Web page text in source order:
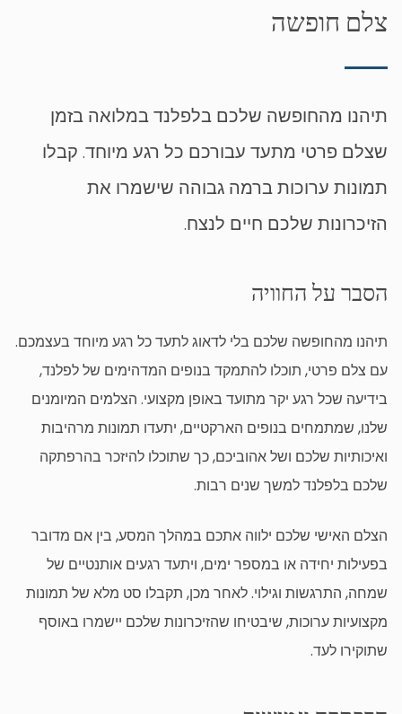
צלם חופשה
תיהנו מהחופשה שלכם בלפלנד במלואה בזמן
שצלם פרטי מתעד עבורכם כל רגע מיוחד. קבלו
תמונות ערוכות ברמה גבוהה שישמרו את
הזיכרונות שלכם חיים לנצח.
הסבר על החוויה
תיהנו מהחופשה שלכם בלי לדאוג לתעד כל רגע מיוחד בעצמכם.
עם צלם פרטי, תוכלו להתמקד בנופים המדהימים של לפלנד,
בידיעה שכל רגע יקר מתועד באופן מקצועי. הצלמים המיומנים
שלנו, שמתמחים בנופים הארקטיים, יתעדו תמונות מרהיבות
ואיכותיות שלכם ושל אהוביכם, כך שתוכלו להיזכר בהרפתקה
שלכם בלפלנד למשך שנים רבות.
הצלם האישי שלכם ילווה אתכם במהלך המסע, בין אם מדובר
בפעילות יחידה או במספר ימים, ויתעד רגעים אותנטיים של
שמחה, התרגשות וגילוי. לאחר מכן, תקבלו סט מלא של תמונות
מקצועיות ערוכות, שיבטיחו שהזיכרונות שלכם יישמרו באוסף
שתוקירו לעד.